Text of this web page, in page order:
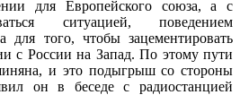
для Европейского союза, а с
ситуацией, поведением
для того, чтобы зацементировать
с России на Запад. По этому пути
и это подыгрыш со стороны
он в беседе с радиостанцией